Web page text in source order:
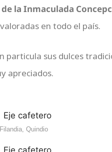
la Inmaculada
en todo el país.
particula sus dulces
apreciados.
Filandia, Quindio